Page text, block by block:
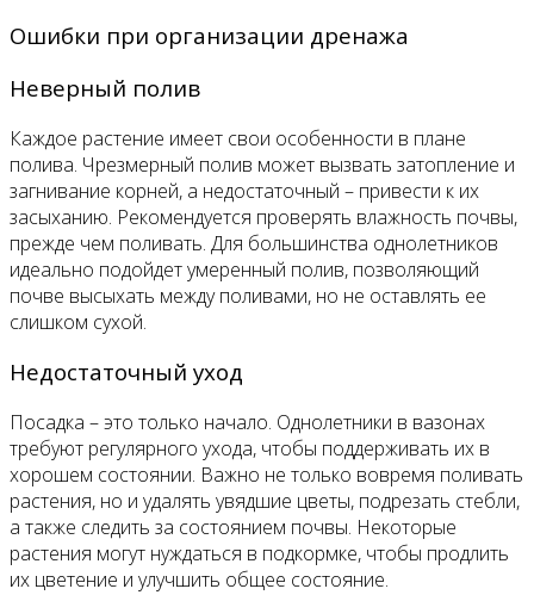
Ошибки при организации дренажа
Неверный полив
Каждое растение имеет свои особенности в плане
полива. Чрезмерный полив может вызвать затопление и
загнивание корней, а недостаточный – привести к их
засыханию. Рекомендуется проверять влажность почвы,
прежде чем поливать. Для большинства однолетников
идеально подойдет умеренный полив, позволяющий
почве высыхать между поливами, но не оставлять ее
слишком сухой.
Недостаточный уход
Посадка – это только начало. Однолетники в вазонах
требуют регулярного ухода, чтобы поддерживать их в
хорошем состоянии. Важно не только вовремя поливать
растения, но и удалять увядшие цветы, подрезать стебли,
а также следить за состоянием почвы. Некоторые
растения могут нуждаться в подкормке, чтобы продлить
их цветение и улучшить общее состояние.